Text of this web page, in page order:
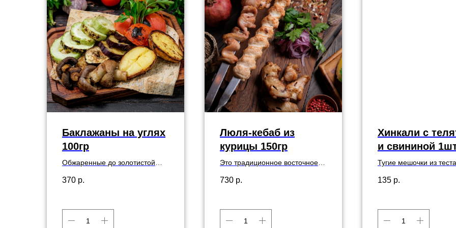
Баклажаны на углях
100гр
Обжаренные до золотистой
370 р.
Люля-кебаб из
курицы 150гр
Это традиционное восточное
углях, из мелко-рубленного
зеленью, маринованным
730 р.
Хинкали с
и свининой
Тугие мешочки из
телятины с
135 р.